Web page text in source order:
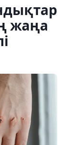
жаңа